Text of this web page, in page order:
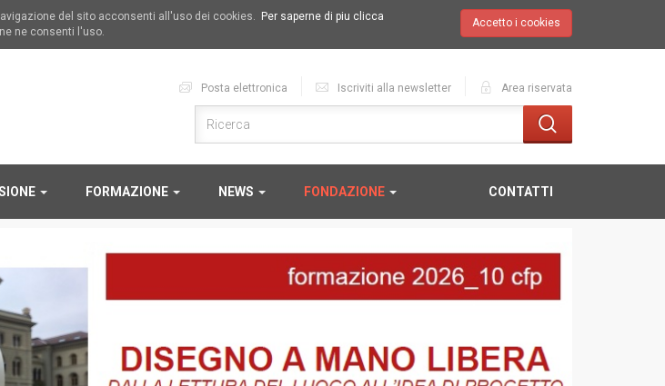
del sito acconsenti all'uso dei cookies.
Per saperne di piu clicca
ne consenti l'uso.
Accetto i cookies
Posta elettronica Iscriviti alla newsletter Area riservata
FORMAZIONE NEWS FONDAZIONE CONTATTI